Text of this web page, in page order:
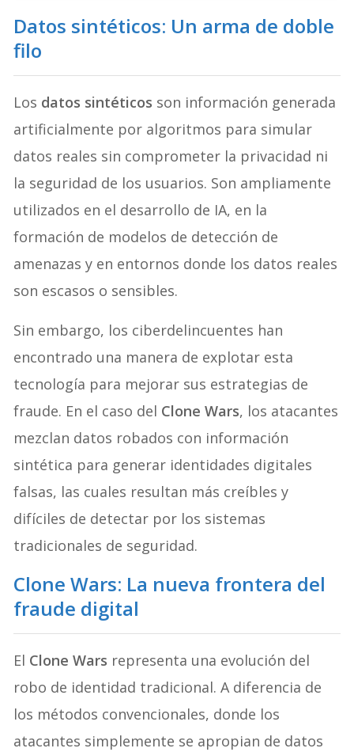
Datos sintéticos: Un arma de doble
filo
Los datos sintéticos son información generada
artificialmente por algoritmos para simular
datos reales sin comprometer la privacidad ni
la seguridad de los usuarios. Son ampliamente
utilizados en el desarrollo de IA, en la
formación de modelos de detección de
amenazas y en entornos donde los datos reales
son escasos o sensibles.
Sin embargo, los ciberdelincuentes han
encontrado una manera de explotar esta
tecnología para mejorar sus estrategias de
fraude. En el caso del Clone Wars, los atacantes
mezclan datos robados con información
sintética para generar identidades digitales
falsas, las cuales resultan más creíbles y
difíciles de detectar por los sistemas
tradicionales de seguridad.
Clone Wars: La nueva frontera del
fraude digital
El Clone Wars representa una evolución del
robo de identidad tradicional. A diferencia de
los métodos convencionales, donde los
atacantes simplemente se apropian de datos